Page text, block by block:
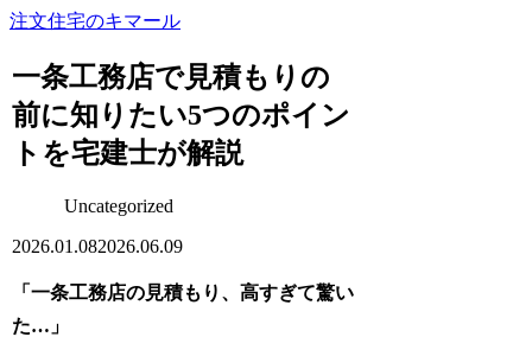
注文住宅のキマール
一条工務店で見積もりの
前に知りたい5つのポイン
トを宅建士が解説
Uncategorized
2026.01.082026.06.09
「一条工務店の見積もり、高すぎて驚い
た…」